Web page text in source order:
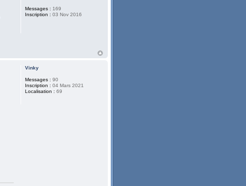
Messages : 169
Inscription : 03 Nov 2016
Vinky
Messages : 90
Inscription : 04 Mars 2021
Localisation : 69